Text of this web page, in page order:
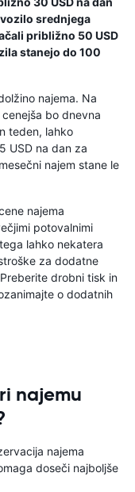
srednjega
približno 50 USD
stanejo do 100
najema. Na
bo dnevna
teden, lahko
USD na dan za
najem stane le
najema
potovalnimi
lahko nekatera
za dodatne
drobni tisk in
o dodatnih
najemu
najema
doseči najboljše